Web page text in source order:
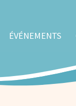
ÉVÉNEMENTS